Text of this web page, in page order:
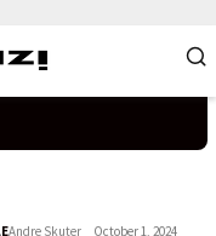
Andre Skuter October 1, 2024